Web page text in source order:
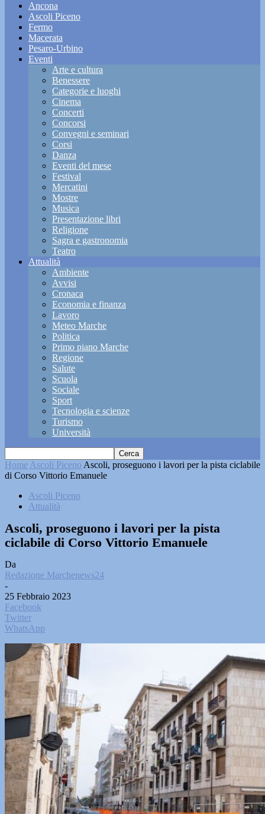
Ancona
Ascoli Piceno
Fermo
Macerata
Pesaro-Urbino
Eventi
Arte e cultura
Benessere
Categorie e luoghi
Cinema
Concerti
Concorsi
Convegni e seminari
Corsi
Danza
Eventi del mese
Festival
Mercatini
Mostre
Musica
Presentazione libri
Religione
Sagra e gastronomia
Teatro
Attualità
Ambiente
Avvisi
Cronaca
Economia e finanza
Lavoro
Meteo Marche
Politica
Primo piano Marche
Regione
Salute
Scuola
Sociale
Sport
Tecnologia e scienze
Turismo
Università
Home Ascoli Piceno Ascoli, proseguono i lavori per la pista ciclabile
di Corso Vittorio Emanuele
Ascoli Piceno
Attualità
Ascoli, proseguono i lavori per la pista
ciclabile di Corso Vittorio Emanuele
Da
Redazione Marchenews24
-
25 Febbraio 2023
Facebook
Twitter
WhatsApp